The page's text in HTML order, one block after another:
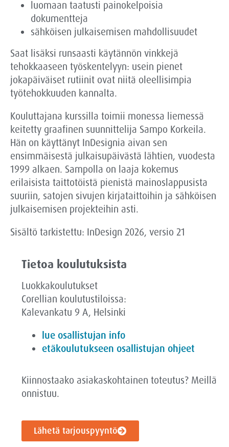
luomaan taatusti painokelpoisia
dokumentteja
sähköisen julkaisemisen mahdollisuudet
Saat lisäksi runsaasti käytännön vinkkejä
tehokkaaseen työskentelyyn: usein pienet
jokapäiväiset rutiinit ovat niitä oleellisimpia
työtehokkuuden kannalta.
Kouluttajana kurssilla toimii monessa liemessä
keitetty graafinen suunnittelija Sampo Korkeila.
Hän on käyttänyt InDesignia aivan sen
ensimmäisestä julkaisupäivästä lähtien, vuodesta
1999 alkaen. Sampolla on laaja kokemus
erilaisista taittotöistä pienistä mainoslappusista
suuriin, satojen sivujen kirjataittoihin ja sähköisen
julkaisemisen projekteihin asti.
Sisältö tarkistettu: InDesign 2026, versio 21
Tietoa koulutuksista
Luokkakoulutukset
Corellian koulutustiloissa:
Kalevankatu 9 A, Helsinki
lue osallistujan info
etäkoulutukseen osallistujan ohjeet
Kiinnostaako asiakaskohtainen toteutus? Meillä
onnistuu.
Lähetä tarjouspyyntö